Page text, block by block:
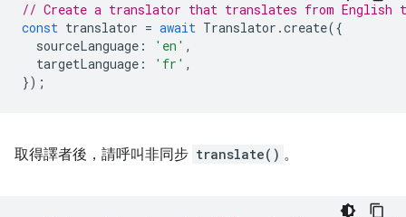
// Create a translator that translates from English
const translator = await Translator .create({
sourceLanguage : 'en' ,
targetLanguage : 'fr' ,
});
取得譯者後，請呼叫非同步 translate() 。